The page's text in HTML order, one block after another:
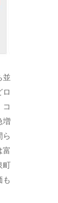
並
ロ
コ
増
ら
富
町
も